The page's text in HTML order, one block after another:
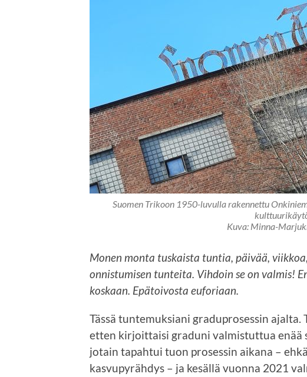
Suomen Trikoon 1950-luvulla rakennettu
Kuva: Minna-
Monen monta tuskaista tuntia, päivää,
onnistumisen tunteita. Vihdoin se on valmis!
koskaan. Epätoivosta euforiaan.
Tässä tuntemuksiani graduprosessin
etten kirjoittaisi graduni valmistuttua enää
jotain tapahtui tuon prosessin aikana –
kasvupyrähdys – ja kesällä vuonna 2021